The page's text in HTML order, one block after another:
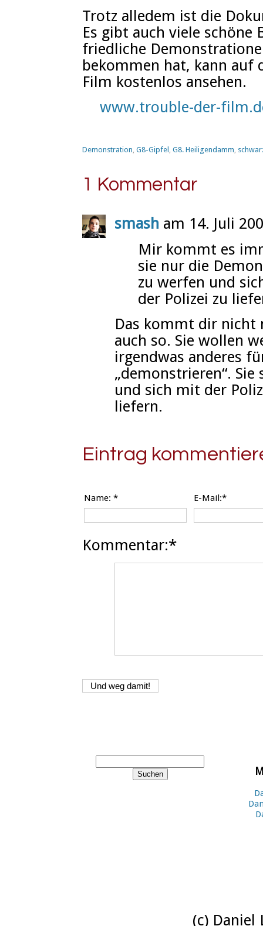
Trotz alledem ist die
Es gibt auch viele schöne
friedliche
bekommen hat, kann auf
Film kostenlos ansehen.
www.trouble-der-
Demonstration, G8-Gipfel , G8. Heiligendamm,
1 Kommentar
smash am 14. Juli
Mir kommt es
sie nur die
zu werfen und
der Polizei zu
Das kommt dir nicht
auch so. Sie wollen
irgendwas anderes
„demonstrieren“.
und sich mit der
liefern.
Eintrag
Name: * E-Mail:*
Kommentar:*
(c) Daniel